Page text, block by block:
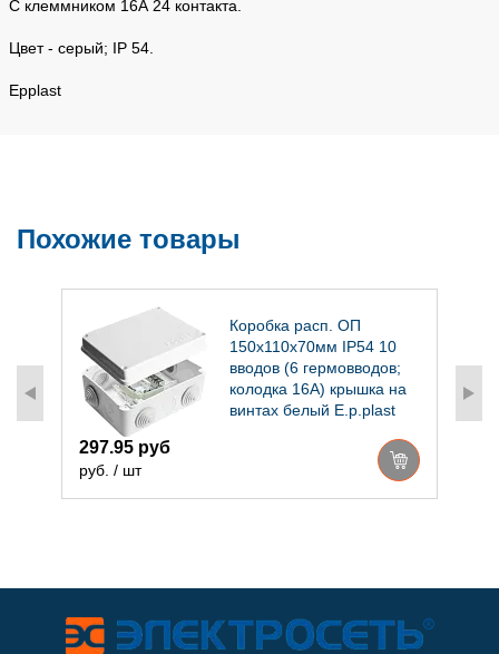
C клеммником 16А 24 контакта.
Цвет - серый; IP 54.
Epplast
Похожие товары
Коробка расп. ОП
150х110х70мм IP54 10
вводов (6 гермовводов;
колодка 16А) крышка на
винтах белый E.p.plast
297.95 руб
руб. / шт